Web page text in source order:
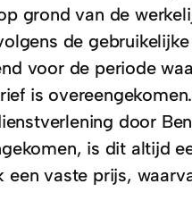
grond van de
de
voor de periode
is overeengekomen.
door
is dit altijd
vaste prijs,